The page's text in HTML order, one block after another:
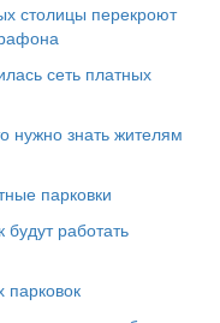
столицы перекроют
сеть платных
нужно знать жителям
парковки
работать
парковок